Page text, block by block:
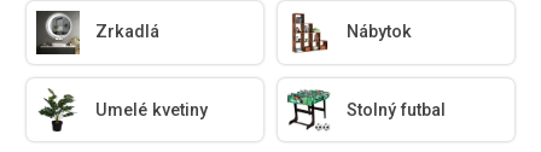
Zrkadlá Nábytok
Umelé kvetiny Stolný futbal